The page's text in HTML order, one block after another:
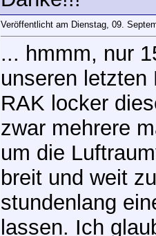
Veröffentlicht am Dienstag, 09.
... hmmm, nur
unseren letzten
RAK locker
zwar mehrere
um die
breit und weit
stundenlang
lassen. Ich